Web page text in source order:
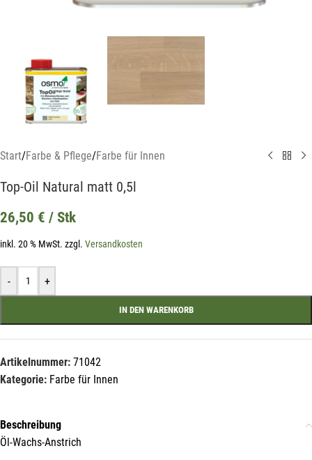
Start/Farbe & Pflege/Farbe für Innen
Top-Oil Natural matt 0,5l
26,50 € / Stk
inkl. 20 % MwSt. zzgl. Versandkosten
- +
IN DEN WARENKORB
Artikelnummer: 71042
Kategorie: Farbe für Innen
Beschreibung
Öl-Wachs-Anstrich
Mit unserem Newsletter sind Sie
immer top-informiert über
Veranstaltungen und Aktionen
unseres Unternehmens.